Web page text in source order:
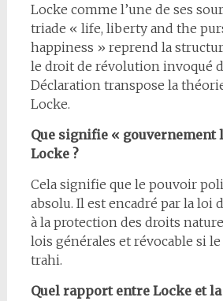
Locke comme l’une de ses
triade « life, liberty and the
happiness » reprend la
le droit de révolution invoqué
Déclaration transpose la
Locke.
Que signifie « gouvernement
Locke ?
Cela signifie que le pouvoir
absolu. Il est encadré par la loi
à la protection des droits
lois générales et révocable si
trahi.
Quel rapport entre Locke et